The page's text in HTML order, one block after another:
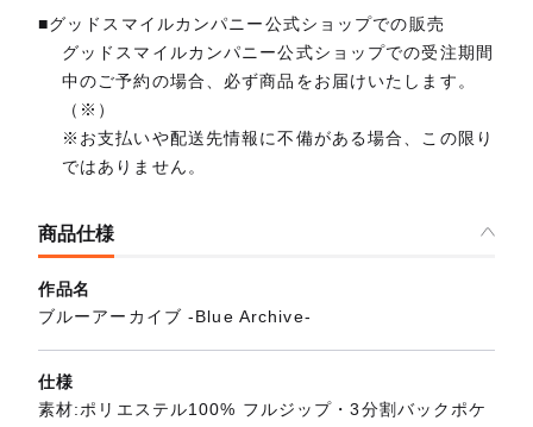
■グッドスマイルカンパニー公式ショップでの販売
グッドスマイルカンパニー公式ショップでの受注期間
中のご予約の場合、必ず商品をお届けいたします。
（※）
※お支払いや配送先情報に不備がある場合、この限り
ではありません。
商品仕様
作品名
ブルーアーカイブ -Blue Archive-
仕様
素材:ポリエステル100% フルジップ・3分割バックポケ